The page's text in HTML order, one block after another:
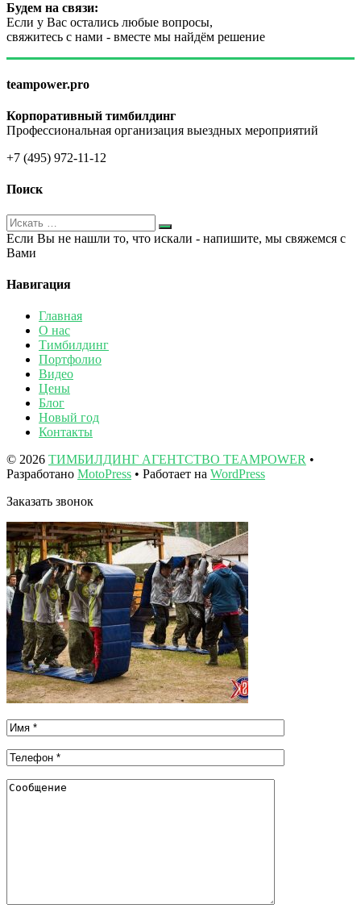
Будем на связи:
Если у Вас остались любые вопросы,
свяжитесь с нами - вместе мы найдём решение
teampower.pro
Корпоративный тимбилдинг
Профессиональная организация выездных мероприятий
+7 (495) 972-11-12
Поиск
Если Вы не нашли то, что искали - напишите, мы свяжемся с
Вами
Навигация
Главная
О нас
Тимбилдинг
Портфолио
Видео
Цены
Блог
Новый год
Контакты
© 2026 ТИМБИЛДИНГ АГЕНТСТВО TEAMPOWER •
Разработано MotoPress • Работает на WordPress
Заказать звонок